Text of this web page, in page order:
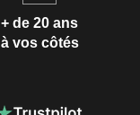
+ de 20 ans
à vos côtés